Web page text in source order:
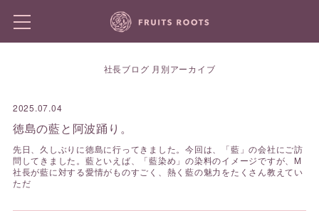
社長ブログ 月別アーカイブ
2025.07.04
徳島の藍と阿波踊り。
先日、久しぶりに徳島に行ってきました。今回は、「藍」の会社にご訪
問してきました。藍といえば、「藍染め」の染料のイメージですが、M
社長が藍に対する愛情がものすごく、熱く藍の魅力をたくさん教えてい
ただ